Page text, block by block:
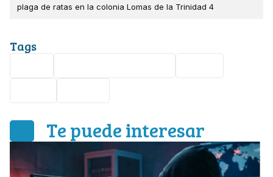
plaga de ratas en la colonia Lomas de la Trinidad 4
Tags
Te puede interesar